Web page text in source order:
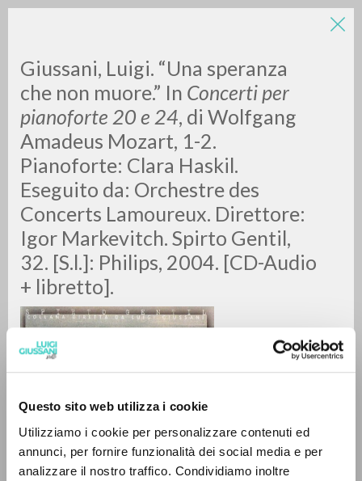
Questo sito web utilizza i cookie
Utilizziamo i cookie per personalizzare contenuti ed
annunci, per fornire funzionalità dei social media e per
analizzare il nostro traffico. Condividiamo inoltre
Giussani, Luigi. “Una speranza
che non muore.” In Concerti per
pianoforte 20 e 24, di Wolfgang
Amadeus Mozart, 1-2.
Pianoforte: Clara Haskil.
Eseguito da: Orchestre des
Concerts Lamoureux. Direttore:
Igor Markevitch. Spirto Gentil,
32. [S.l.]: Philips, 2004. [CD-Audio
+ libretto].
0DOCUMENTOS ENCONTRADOS
RESULTADOS SUCESIVOS
EL PROYECTO